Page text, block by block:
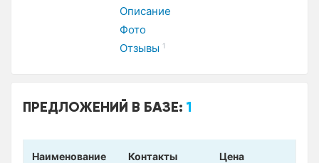
Описание
Фото
Отзывы 1
ПРЕДЛОЖЕНИЙ В БАЗЕ:1
Наименование
Контакты Цена